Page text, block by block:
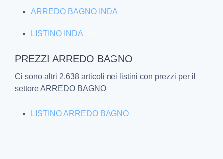
ARREDO BAGNO INDA
LISTINO INDA
PREZZI ARREDO BAGNO
Ci sono altri 2.638 articoli nei listini con prezzi per il
settore ARREDO BAGNO
LISTINO ARREDO BAGNO